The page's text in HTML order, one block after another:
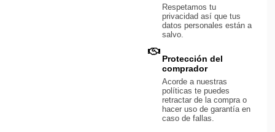
Respetamos tu
privacidad así que tus
datos personales están a
salvo.
Protección del
comprador
Acorde a nuestras
políticas te puedes
retractar de la compra o
hacer uso de garantía en
caso de fallas.